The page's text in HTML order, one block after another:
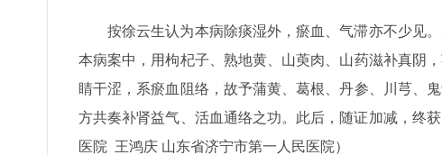
按徐云生认为本病除痰湿外，瘀血、气滞亦不少见
本病案中，用枸杞子、熟地黄、山萸肉、山药滋补真阴
睛干涩，系瘀血阻络，故予蒲黄、葛根、丹参、川芎、
方共奏补肾益气、活血通络之功。此后，随证加减，终
医院 王鸿庆 山东省济宁市第一人民医院）